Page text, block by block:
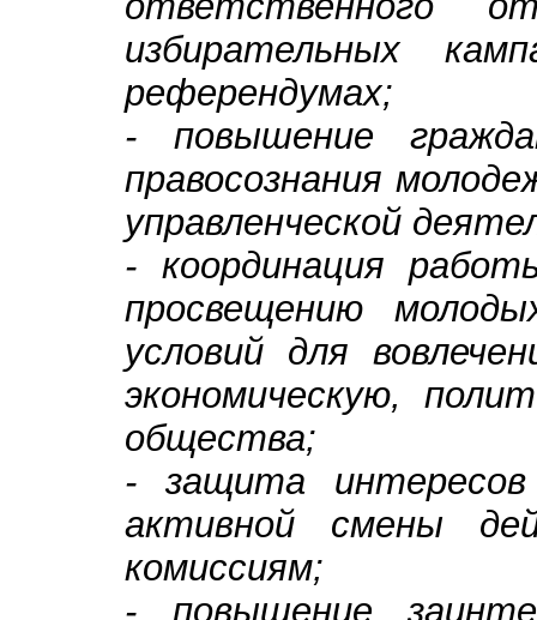
избирательных
референдумах;
- повышение
правосознания
управленческой
- координация
просвещению
условий для
экономическую,
общества;
- защита интересов
активной смены
комиссиям;
- повышение